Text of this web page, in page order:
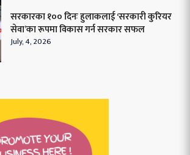
सरकारका १०० दिनः हुलाकलाई ‘सरकारी कुरियर
सेवा’का रूपमा विकास गर्न सरकार सफल
July, 4, 2026